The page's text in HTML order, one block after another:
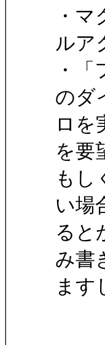
・
ルア
・
のダ
ロを
を要
もし
い場
ると
み書
ます